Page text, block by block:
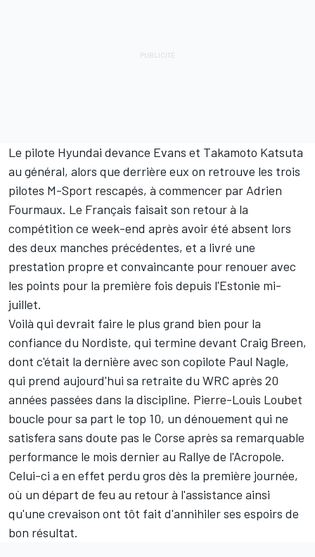
Le pilote Hyundai devance Evans et Takamoto Katsuta
au général, alors que derrière eux on retrouve les trois
pilotes M-Sport rescapés, à commencer par Adrien
Fourmaux. Le Français faisait son retour à la
compétition ce week-end après avoir été absent lors
des deux manches précédentes, et a livré une
prestation propre et convaincante pour renouer avec
les points pour la première fois depuis l'Estonie mi-
juillet.
Voilà qui devrait faire le plus grand bien pour la
confiance du Nordiste, qui termine devant Craig Breen,
dont c'était la dernière avec son copilote Paul Nagle,
qui prend aujourd'hui sa retraite du WRC après 20
années passées dans la discipline. Pierre-Louis Loubet
boucle pour sa part le top 10, un dénouement qui ne
satisfera sans doute pas le Corse après sa remarquable
performance le mois dernier au Rallye de l'Acropole.
Celui-ci a en effet perdu gros dès la première journée,
où un départ de feu au retour à l'assistance ainsi
qu'une crevaison ont tôt fait d'annihiler ses espoirs de
bon résultat.